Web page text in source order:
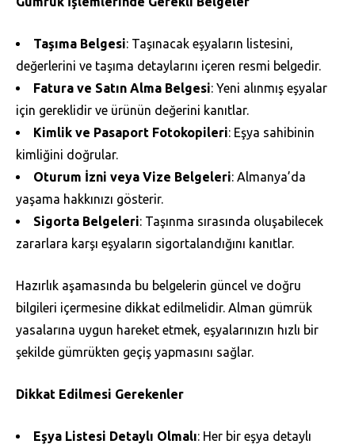
Taşıma Belgesi: Taşınacak eşyaların listesini,
değerlerini ve taşıma detaylarını içeren resmi belgedir.
Fatura ve Satın Alma Belgesi: Yeni alınmış eşyalar
için gereklidir ve ürünün değerini kanıtlar.
Kimlik ve Pasaport Fotokopileri: Eşya sahibinin
kimliğini doğrular.
Oturum İzni veya Vize Belgeleri: Almanya’da
yaşama hakkınızı gösterir.
Sigorta Belgeleri: Taşınma sırasında oluşabilecek
zararlara karşı eşyaların sigortalandığını kanıtlar.
Hazırlık aşamasında bu belgelerin güncel ve doğru
bilgileri içermesine dikkat edilmelidir. Alman gümrük
yasalarına uygun hareket etmek, eşyalarınızın hızlı bir
şekilde gümrükten geçiş yapmasını sağlar.
Dikkat Edilmesi Gerekenler
Eşya Listesi Detaylı Olmalı: Her bir eşya detaylı